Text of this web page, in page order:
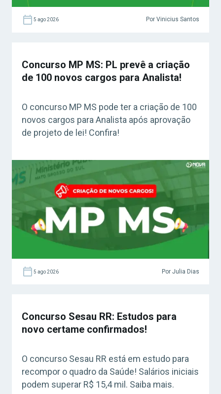
5 ago 2026 Por Vinicius Santos
Concurso MP MS: PL prevê a criação
de 100 novos cargos para Analista!
O concurso MP MS pode ter a criação de 100
novos cargos para Analista após aprovação
de projeto de lei! Confira!
5 ago 2026 Por Julia Dias
Concurso Sesau RR: Estudos para
novo certame confirmados!
O concurso Sesau RR está em estudo para
recompor o quadro da Saúde! Salários iniciais
podem superar R$ 15,4 mil. Saiba mais.